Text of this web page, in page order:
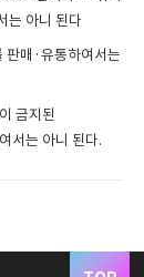
는 아니 된다
판매·유통하여서는
금지된
서는 아니 된다.